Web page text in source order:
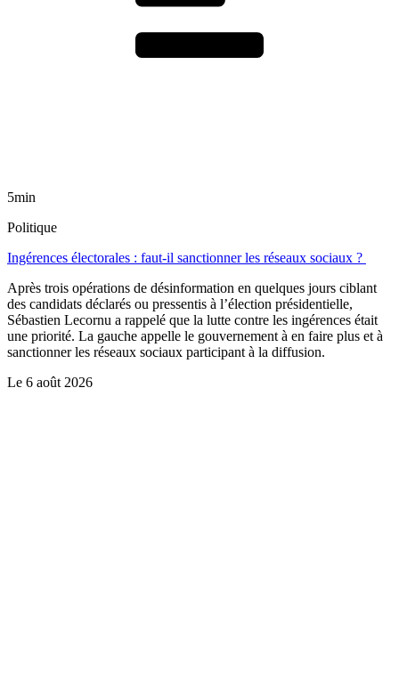
5min
Politique
Ingérences électorales : faut-il sanctionner les réseaux sociaux ?
Après trois opérations de désinformation en quelques jours ciblant
des candidats déclarés ou pressentis à l’élection présidentielle,
Sébastien Lecornu a rappelé que la lutte contre les ingérences était
une priorité. La gauche appelle le gouvernement à en faire plus et à
sanctionner les réseaux sociaux participant à la diffusion.
Le 6 août 2026